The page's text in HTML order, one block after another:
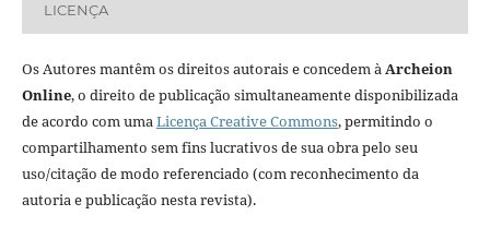
LICENÇA
Os Autores mantêm os direitos autorais e concedem àArcheion
Online, o direito de publicação simultaneamente disponibilizada
de acordo com umaLicença Creative Commons, permitindo o
compartilhamento sem fins lucrativos de sua obra pelo seu
uso/citação de modo referenciado (com reconhecimento da
autoria e publicação nesta revista).